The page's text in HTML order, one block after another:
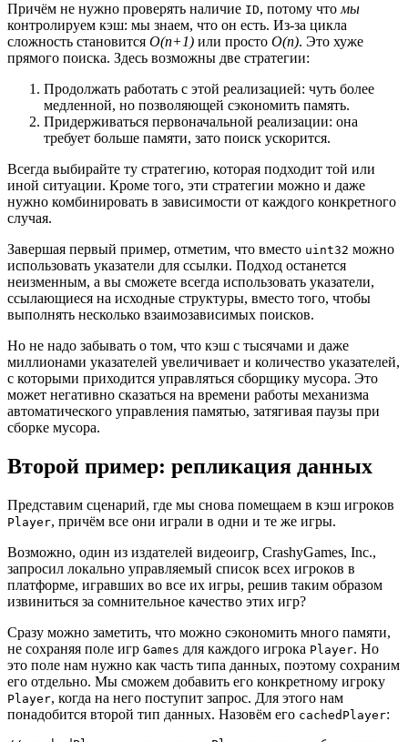
Причём не нужно проверять наличие ID, потому чтомы
контролируем кэш: мы знаем, что он есть. Из-за цикла
сложность становится O(n+1) или просто O(n). Это хуже
прямого поиска. Здесь возможны две стратегии:
Продолжать работать с этой реализацией: чуть более
медленной, но позволяющей сэкономить память.
Придерживаться первоначальной реализации: она
требует больше памяти, зато поиск ускорится.
Всегда выбирайте ту стратегию, которая подходит той или
иной ситуации. Кроме того, эти стратегии можно и даже
нужно комбинировать в зависимости от каждого конкретного
случая.
Завершая первый пример, отметим, что вместо uint32 можно
использовать указатели для ссылки. Подход останется
неизменным, а вы сможете всегда использовать указатели,
ссылающиеся на исходные структуры, вместо того, чтобы
выполнять несколько взаимозависимых поисков.
Но не надо забывать о том, что кэш с тысячами и даже
миллионами указателей увеличивает и количество указателей,
с которыми приходится управляться сборщику мусора. Это
может негативно сказаться на времени работы механизма
автоматического управления памятью, затягивая паузы при
сборке мусора.
Второй пример: репликация данных
Представим сценарий, где мы снова помещаем в кэш игроков
Player, причём все они играли в одни и те же игры.
Возможно, один из издателей видеоигр, CrashyGames, Inc.,
запросил локально управляемый список всех игроков в
платформе, игравших во все их игры, решив таким образом
извиниться за сомнительное качество этих игр?
Сразу можно заметить, что можно сэкономить много памяти,
не сохраняя поле игр Games для каждого игрока Player. Но
это поле нам нужно как часть типа данных, поэтому сохраним
его отдельно. Мы сможем добавить его конкретному игроку
Player, когда на него поступит запрос. Для этого нам
понадобится второй тип данных. Назовём его cachedPlayer: